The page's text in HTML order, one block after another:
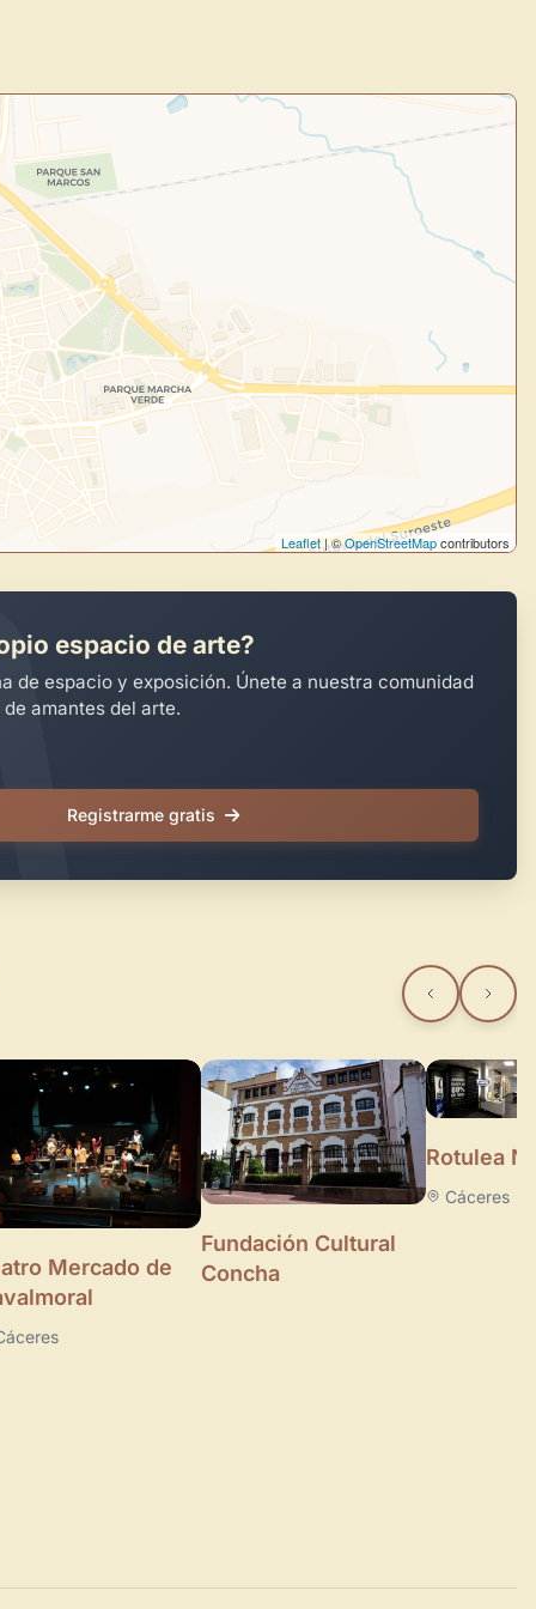
Leaflet| ©OpenStreetMapcontributors
espacio de arte?
de espacio y exposición. Únete a nuestra comunidad
amantes del arte.
Registrarme gratis
Mercado de
Fundación Cultural
Concha
Rotulea
Cáceres